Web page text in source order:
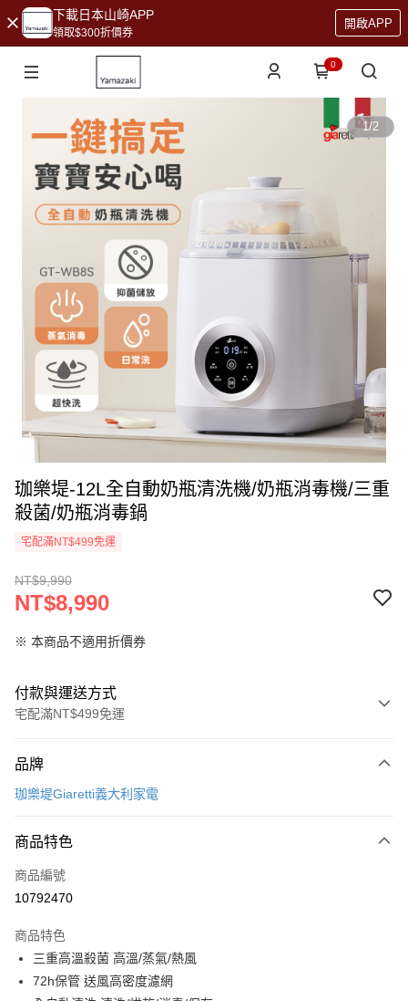
下載日本山崎APP
領取$300折價券
開啟APP
0
1/2
珈樂堤-12L全自動奶瓶清洗機/奶瓶消毒機/三重
殺菌/奶瓶消毒鍋
宅配滿NT$499免運
NT$9,990
NT$8,990
※ 本商品不適用折價券
付款與運送方式
宅配滿NT$499免運
信用卡一次付款
Apple Pay
悠遊付
全盈+PAY
大哥付你分期
品牌
珈樂堤Giaretti義大利家電
商品特色
商品編號
10792470
商品特色
三重高溫殺菌 高溫/蒸氣/熱風
72h保管 送風高密度濾網